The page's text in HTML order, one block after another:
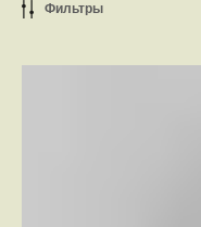
Фильтры